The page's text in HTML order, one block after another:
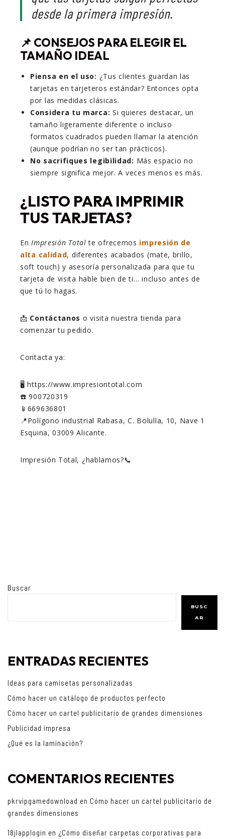
desde la primera impresión.
📌 CONSEJOS PARA ELEGIR EL
TAMAÑO IDEAL
Piensa en el uso: ¿Tus clientes guardan las
tarjetas en tarjeteros estándar? Entonces opta
por las medidas clásicas.
Considera tu marca: Si quieres destacar, un
tamaño ligeramente diferente o incluso
formatos cuadrados pueden llamar la atención
(aunque podrían no ser tan prácticos).
No sacrifiques legibilidad: Más espacio no
siempre significa mejor. A veces menos es más.
¿LISTO PARA IMPRIMIR
TUS TARJETAS?
EnImpresión Total te ofrecemos impresión de
alta calidad, diferentes acabados (mate, brillo,
soft touch) y asesoría personalizada para que tu
tarjeta de visita hable bien de ti… incluso antes de
que tú lo hagas.
📩 Contáctanos o visita nuestra tienda para
comenzar tu pedido.
Contacta ya:
🖥️ https://www.impresiontotal.com
☎️ 900720319
📱669636801
📍Polígono industrial Rabasa, C. Bolulla, 10, Nave 1
Esquina, 03009 Alicante.
Impresión Total, ¿hablamos?📞
Buscar
BUSC
AR
ENTRADAS RECIENTES
Ideas para camisetas personalizadas
Cómo hacer un catálogo de productos perfecto
Cómo hacer un cartel publicitario de grandes dimensiones
Publicidad impresa
¿Qué es la laminación?
COMENTARIOS RECIENTES
pkrvipgamedownload en Cómo hacer un cartel publicitario de
grandes dimensiones
18jlapplogin en ¿Cómo diseñar carpetas corporativas para